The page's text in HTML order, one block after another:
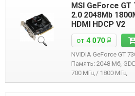
MSI GeForce GT
2.0 2048Mb
HDMI HDCP V2
от 4 070 Р
NVIDIA GeForce GT
Память: 2048 Мб,
700 МГц / 1800 МГц